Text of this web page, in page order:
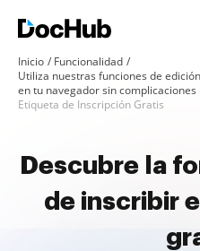
Inicio
Funcionalidad
Utiliza nuestras funciones de
en tu navegador sin complicaciones
Etiqueta de Inscripción Gratis
Descubre la
de inscribir